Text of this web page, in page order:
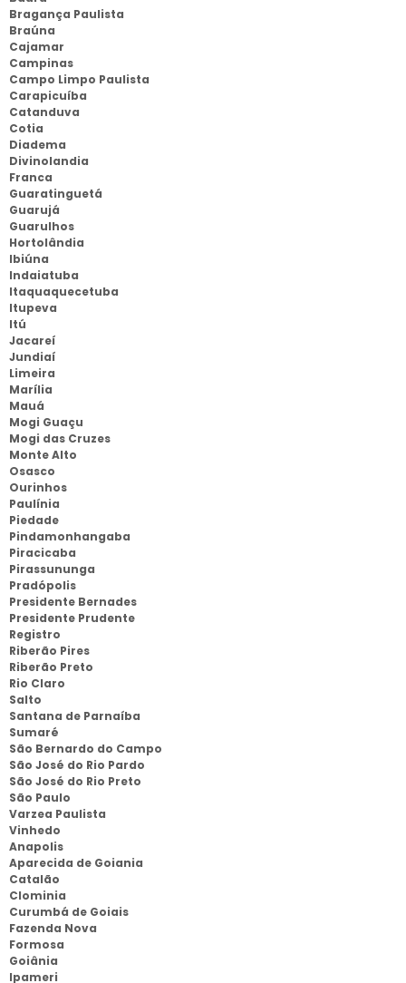
Bragança Paulista
Braúna
Cajamar
Campinas
Campo Limpo Paulista
Carapicuíba
Catanduva
Cotia
Diadema
Divinolandia
Franca
Guaratinguetá
Guarujá
Guarulhos
Hortolândia
Ibiúna
Indaiatuba
Itaquaquecetuba
Itupeva
Itú
Jacareí
Jundiaí
Limeira
Marília
Mauá
Mogi Guaçu
Mogi das Cruzes
Monte Alto
Osasco
Ourinhos
Paulínia
Piedade
Pindamonhangaba
Piracicaba
Pirassununga
Pradópolis
Presidente Bernades
Presidente Prudente
Registro
Riberão Pires
Riberão Preto
Rio Claro
Salto
Santana de Parnaíba
Sumaré
São Bernardo do Campo
São José do Rio Pardo
São José do Rio Preto
São Paulo
Varzea Paulista
Vinhedo
Anapolis
Aparecida de Goiania
Catalão
Clominia
Curumbá de Goiais
Fazenda Nova
Formosa
Goiânia
Ipameri